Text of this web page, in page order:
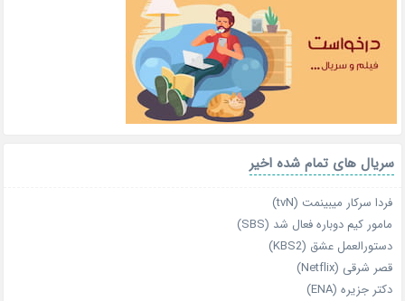
سریال های تمام شده اخیر
فردا سرکار میبینمت (tvN)
مامور کیم دوباره فعال شد (SBS)
دستورالعمل عشق (KBS2)
قصر شرقی (Netflix)
دکتر جزیره (ENA)